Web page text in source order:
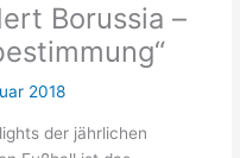
Borussia –
2018
der jährlichen